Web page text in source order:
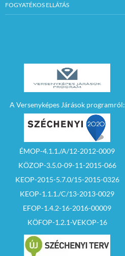
FOGYATÉKOS ELLÁTÁS
A Versenyképes Járások programról:
ÉMOP-4.1.1./A/12-2012-0009
KÖZOP-3.5.0-09-11-2015-066
KEOP-2015-5.7.0/15-2015-0326
KEOP-1.1.1./C/13-2013-0029
EFOP-1.4.2-16-2016-00009
KÖFOP-1.2.1-VEKOP-16